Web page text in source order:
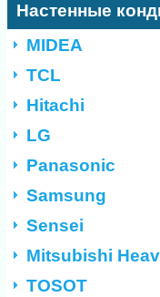
Настенные
MIDEA
TCL
Hitachi
LG
Panasonic
Samsung
Sensei
Mitsubishi
TOSOT